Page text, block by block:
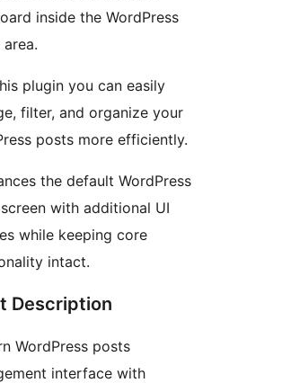
inside the WordPress
plugin you can easily
filter, and organize your
posts more efficiently.
the default WordPress
with additional UI
while keeping core
intact.
Description
WordPress posts
interface with